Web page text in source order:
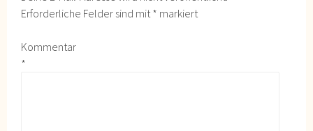
Erforderliche Felder sind mit* markiert
Kommentar
*